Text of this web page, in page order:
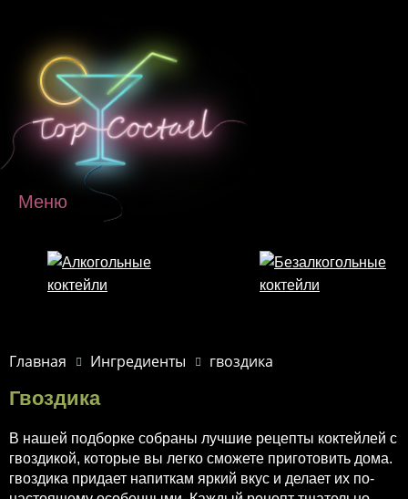
Меню
Главная Ингредиенты гвоздика
Гвоздика
В нашей подборке собраны лучшие рецепты коктейлей с
гвоздикой, которые вы легко сможете приготовить дома.
гвоздика придает напиткам яркий вкус и делает их по-